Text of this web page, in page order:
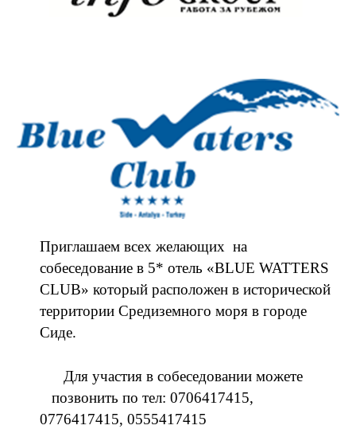
Приглашаем всех желающих на
собеседование в 5* отель «BLUE WATTERS
CLUB» который расположен в исторической
территории Средиземного моря в городе
Сиде.
Для участия в собеседовании можете
позвонить по тел: 0706417415,
0776417415, 0555417415